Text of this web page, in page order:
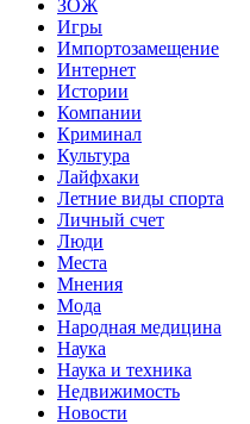
ЗОЖ
Игры
Импортозамещение
Интернет
Истории
Компании
Криминал
Культура
Лайфхаки
Летние виды спорта
Личный счет
Люди
Места
Мнения
Мода
Народная медицина
Наука
Наука и техника
Недвижимость
Новости